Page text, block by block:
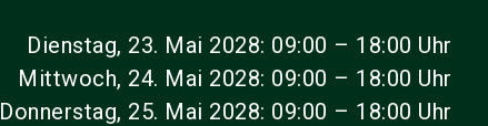
Dienstag, 23. Mai 2028: 09:00 – 18:00 Uhr
Mittwoch, 24. Mai 2028: 09:00 – 18:00 Uhr
Donnerstag, 25. Mai 2028: 09:00 – 18:00 Uhr